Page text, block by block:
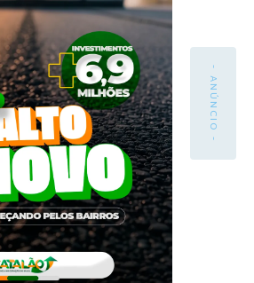
- ANÚNCIO -